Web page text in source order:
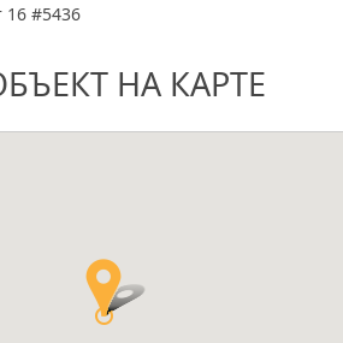
16 #5436
НА КАРТЕ